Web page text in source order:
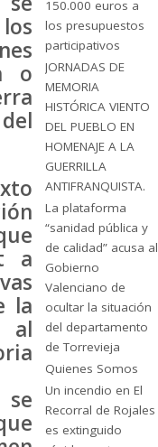
o
a
la
al
150.000 euros a
los presupuestos
participativos
JORNADAS DE
MEMORIA
HISTÓRICA VIENTO
DEL PUEBLO EN
HOMENAJE A LA
GUERRILLA
ANTIFRANQUISTA.
La plataforma
“sanidad pública y
de calidad” acusa al
Gobierno
Valenciano de
ocultar la situación
del departamento
de Torrevieja
Quienes Somos
Un incendio en El
Recorral de Rojales
es extinguido